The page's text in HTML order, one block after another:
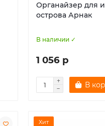
Органайзер для
острова Арнак
В наличии ✓
1 056 р
В
Хит